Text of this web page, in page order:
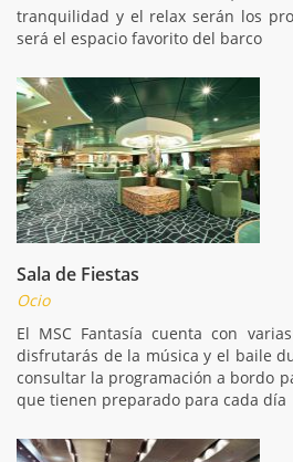
tranquilidad y el relax serán los
será el espacio favorito del barco
Sala de Fiestas
Ocio
El MSC Fantasía cuenta con
disfrutarás de la música y el baile
consultar la programación a bordo
que tienen preparado para cada día